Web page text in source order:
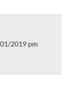
2019 pm